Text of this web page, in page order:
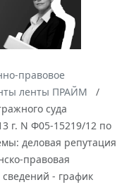
правовое
ленты ПРАЙМ
суда
г. N Ф05-15219/12 по
деловая репутация
правовая
сведений - график